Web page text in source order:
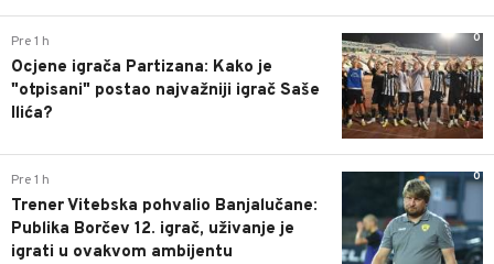
0
Pre 1 h
Ocjene igrača Partizana: Kako je
"otpisani" postao najvažniji igrač Saše
Ilića?
0
Pre 1 h
Trener Vitebska pohvalio Banjalučane:
Publika Borčev 12. igrač, uživanje je
igrati u ovakvom ambijentu